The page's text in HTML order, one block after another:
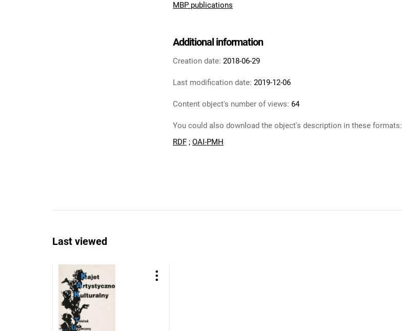
MBP publications
Additional information
Creation date: 2018-06-29
Last modification date: 2019-12-06
Content object's number of views: 64
You could also download the object's description in these formats:
RDF ; OAI-PMH
Last viewed